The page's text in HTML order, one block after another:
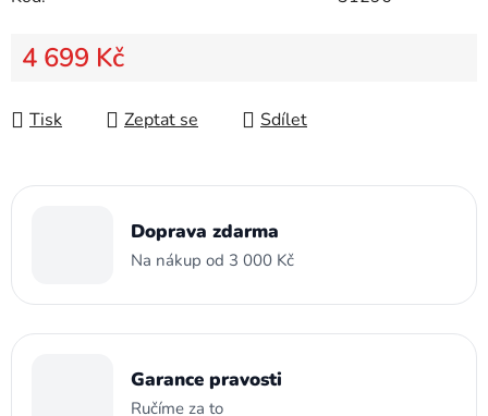
4 699 Kč
Tisk
Zeptat se Sdílet
Doprava zdarma
Na nákup od 3 000 Kč
Garance pravosti
Ručíme za to